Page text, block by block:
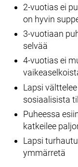
2-vuotias ei
on hyvin
3-vuotiaan
selvää
4-vuotias ei
Lapsi
sosiaalisista
Puheessa
katkeilee
Lapsi
ymmärretä